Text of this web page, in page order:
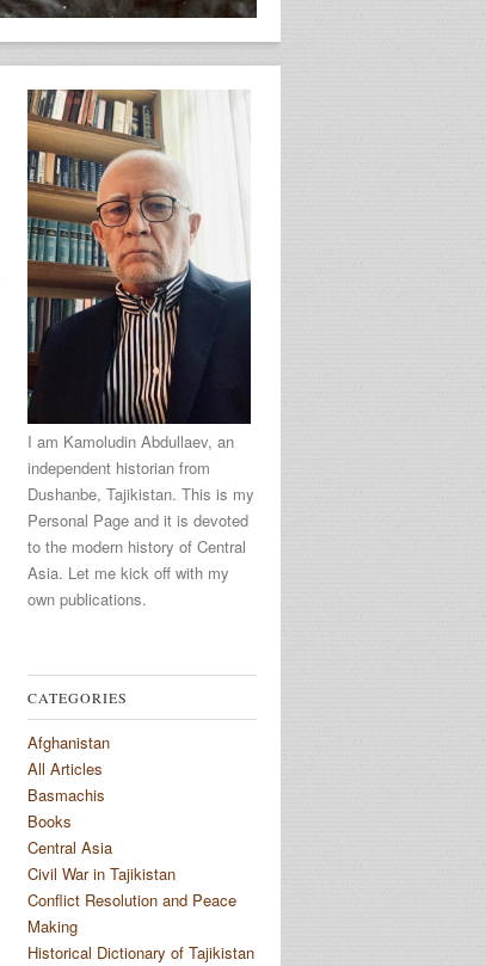
I am Kamoludin Abdullaev, an
independent historian from
Dushanbe, Tajikistan. This is my
Personal Page and it is devoted
to the modern history of Central
Asia. Let me kick off with my
own publications.
CATEGORIES
Afghanistan
All Articles
Basmachis
Books
Central Asia
Civil War in Tajikistan
Conflict Resolution and Peace
Making
Historical Dictionary of Tajikistan